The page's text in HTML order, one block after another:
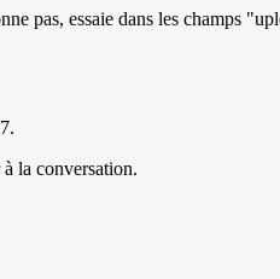
pas, essaie dans les champs
.
la conversation.